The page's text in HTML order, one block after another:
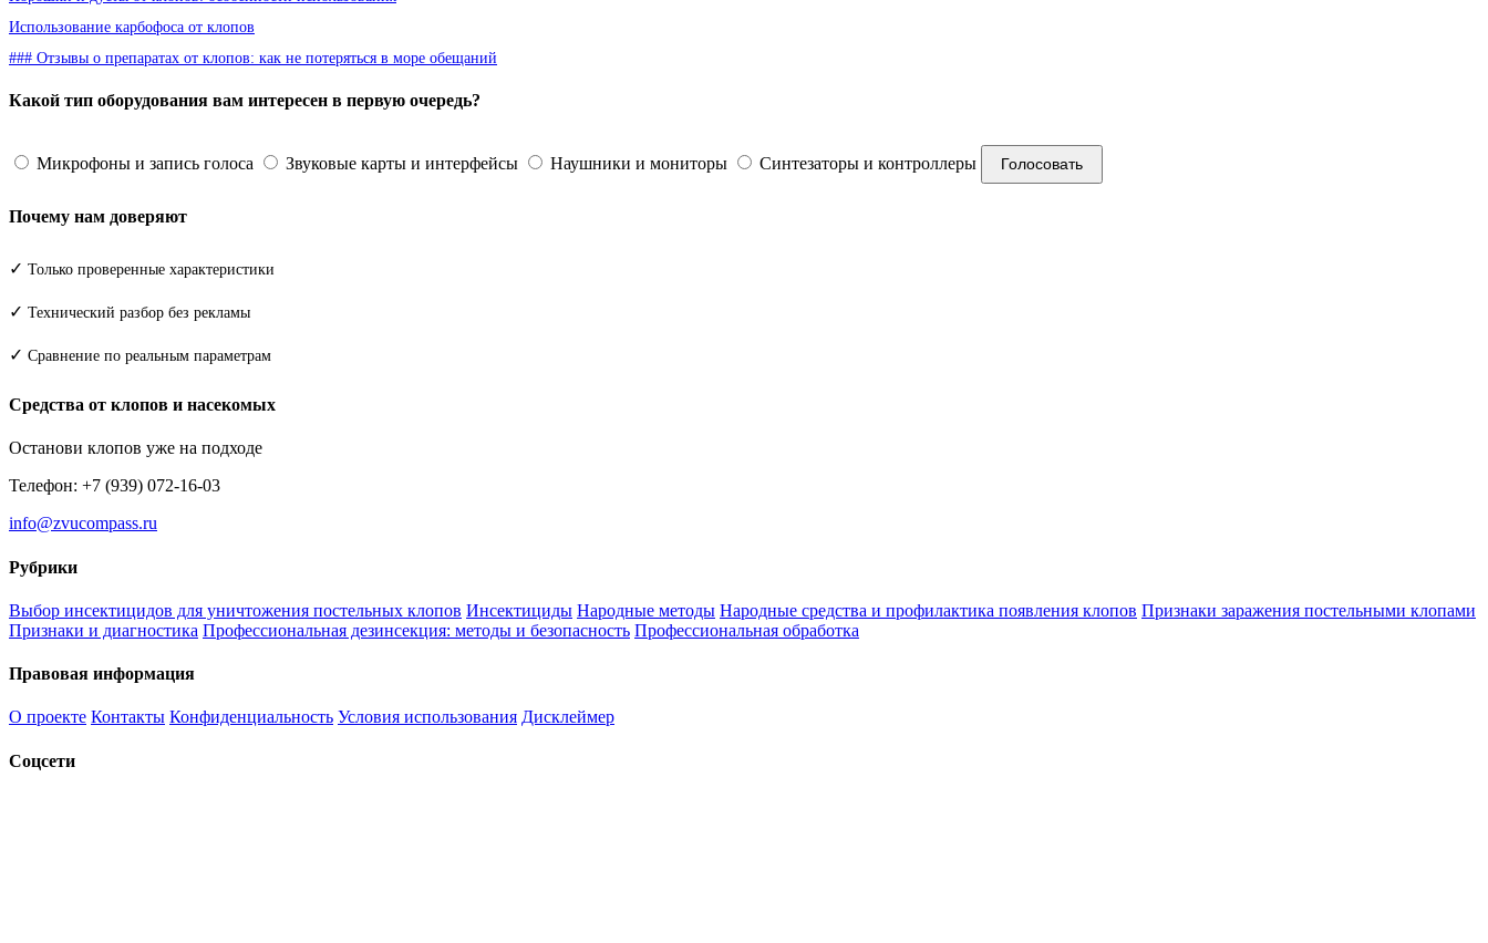
Использование карбофоса от клопов
### Отзывы о препаратах от клопов: как не потеряться в море обещаний
Какой тип оборудования вам интересен в первую очередь?
Микрофоны и запись голоса Звуковые карты и интерфейсы Наушники и мониторы Синтезаторы и контроллеры Голосовать
Почему нам доверяют
✓ Только проверенные характеристики
✓ Технический разбор без рекламы
✓ Сравнение по реальным параметрам
Средства от клопов и насекомых
Останови клопов уже на подходе
Телефон: +7 (939) 072-16-03
info@zvucompass.ru
Рубрики
Выбор инсектицидов для уничтожения постельных клопов Инсектициды Народные методы Народные средства и профилактика появления клопов Признаки заражения постельными клопами
Признаки и диагностика Профессиональная дезинсекция: методы и безопасность Профессиональная обработка
Правовая информация
О проекте Контакты Конфиденциальность Условия использования Дисклеймер
Соцсети